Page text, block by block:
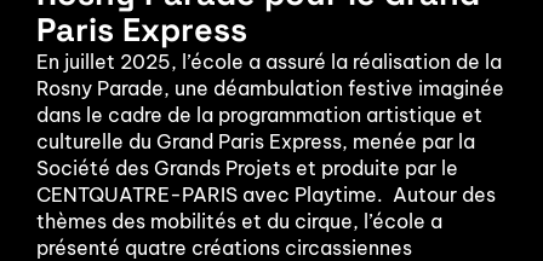
Paris Express
En juillet 2025, l’école a assuré la réalisation de la
Rosny Parade, une déambulation festive imaginée
dans le cadre de la programmation artistique et
culturelle du Grand Paris Express, menée par la
Société des Grands Projets et produite par le
CENTQUATRE-PARIS avec Playtime.  Autour des
thèmes des mobilités et du cirque, l’école a
présenté quatre créations circassiennes